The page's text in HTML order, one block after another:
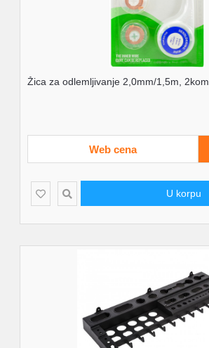
Žica za odlemljivanje 2,0mm/1,5m, 2kom
Web cena
U korpu